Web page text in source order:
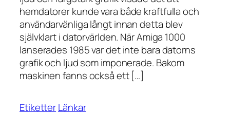
hemdatorer kunde vara både kraftfulla och
användarvänliga långt innan detta blev
självklart i datorvärlden. När Amiga 1000
lanserades 1985 var det inte bara datorns
grafik och ljud som imponerade. Bakom
maskinen fanns också ett […]
EtiketterLänkar